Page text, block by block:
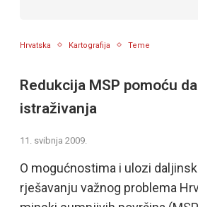
Hrvatska Kartografija Teme
Redukcija MSP pomoću
istraživanja
11. svibnja 2009.
O mogućnostima i ulozi
rješavanju važnog problema